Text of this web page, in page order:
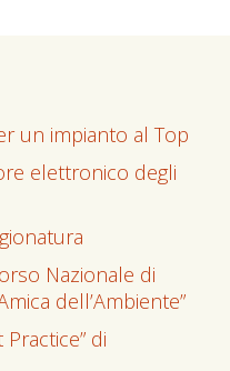
un impianto al Top
elettronico degli
Nazionale di
dell’Ambiente”
di